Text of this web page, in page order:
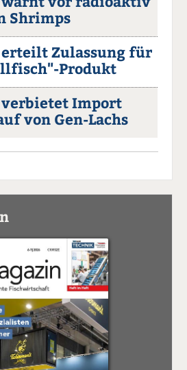
Shrimps
erteilt Zulassung für
Produkt
verbietet Import
von Gen-Lachs